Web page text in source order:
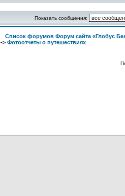
Показать сообщения:
Список форумов Форум сайта «Глобус
-> Фотоотчеты о путешествиях